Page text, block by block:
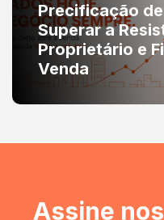
Precificação
Superar a
Proprietário e
Venda
Assine